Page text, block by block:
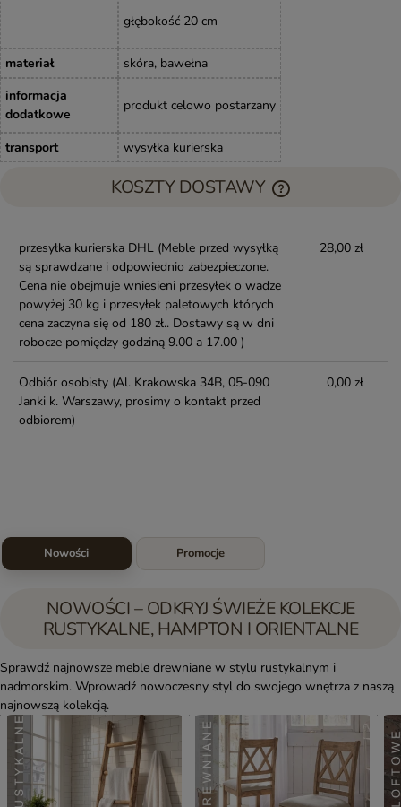
głębokość 20 cm
materiał
skóra, bawełna
informacja
dodatkowe
produkt celowo postarzany
transport wysyłka kurierska
KOSZTY DOSTAWY
przesyłka kurierska DHL (Meble przed wysyłką
są sprawdzane i odpowiednio zabezpieczone.
Cena nie obejmuje wniesieni przesyłek o wadze
powyżej 30 kg i przesyłek paletowych których
cena zaczyna się od 180 zł.. Dostawy są w dni
robocze pomiędzy godziną 9.00 a 17.00 )
28,00 zł
Odbiór osobisty (Al. Krakowska 34B, 05-090
Janki k. Warszawy, prosimy o kontakt przed
odbiorem)
0,00 zł
Nowości Promocje
NOWOŚCI – ODKRYJ ŚWIEŻE KOLEKCJE
RUSTYKALNE, HAMPTON I ORIENTALNE
Sprawdź najnowsze meble drewniane w stylu rustykalnym i
nadmorskim. Wprowadź nowoczesny styl do swojego wnętrza z naszą
najnowszą kolekcją.